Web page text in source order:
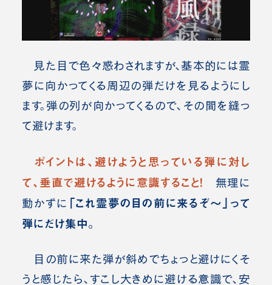
見た目で色々惑わされますが、基本的には霊
夢に向かってくる周辺の弾だけを見るようにし
ます。弾の列が向かってくるので、その間を縫っ
て避けます。
ポイントは、避けようと思っている弾に対し
て、垂直で避けるように意識すること！
無理に
動かずに 「これ霊夢の目の前に来るぞ～」って
弾にだけ集中。
目の前に来た弾が斜めでちょっと避けにくそ
うと感じたら、すこし大きめに避ける意識で、安